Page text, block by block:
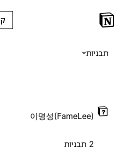
קבלת Notion בחינם
תבניות
이명성(FameLee)